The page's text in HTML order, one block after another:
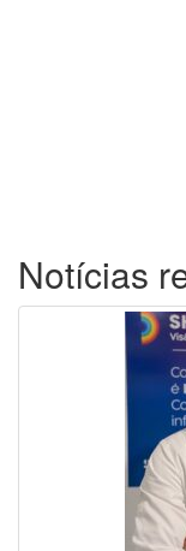
Notícias